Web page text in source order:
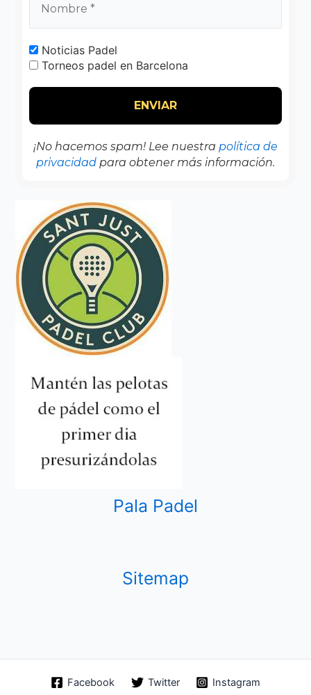
Noticias Padel
Torneos padel en Barcelona
¡No hacemos spam! Lee nuestra política de
privacidad para obtener más información.
Pala Padel
Sitemap
Facebook Twitter Instagram